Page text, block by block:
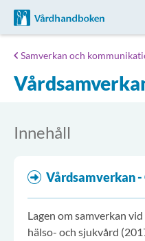
Till startsidan för
Samverkan och
Innehåll
Vårdsamverkan
Lagen om samverkan
hälso- och sjukvård